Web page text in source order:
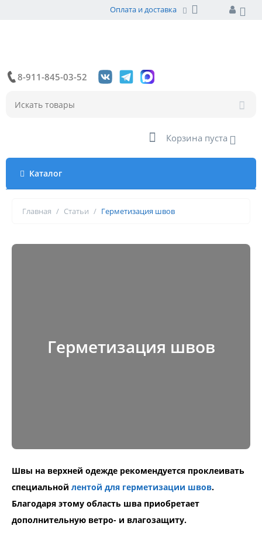
Оплата и доставка
8-911-845-03-52
Корзина пуста
Каталог
Главная / Статьи / Герметизация швов
Герметизация швов
Швы на верхней одежде рекомендуется проклеивать
специальной лентой для герметизации швов.
Благодаря этому область шва приобретает
дополнительную ветро- и влагозащиту.